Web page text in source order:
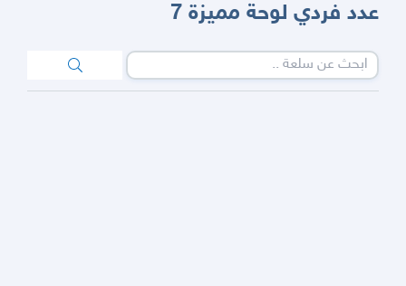
عدد فردي لوحة مميزة 7